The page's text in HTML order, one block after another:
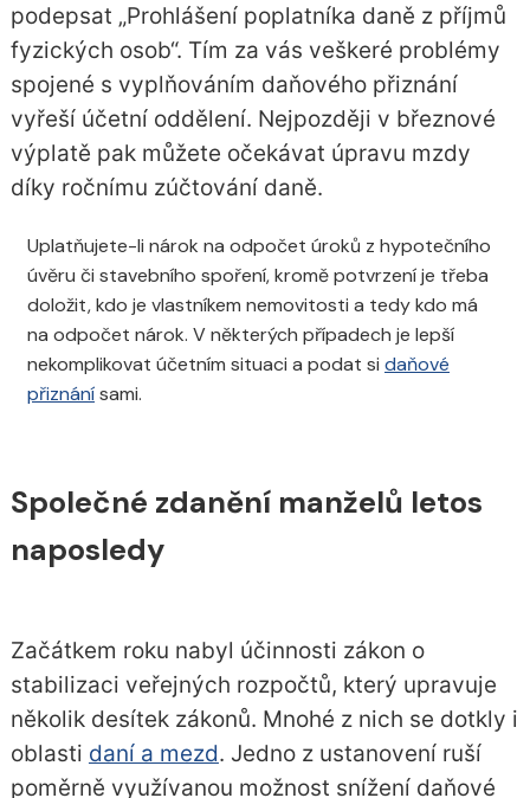
podepsat „Prohlášení poplatníka daně z příjmů
fyzických osob“. Tím za vás veškeré problémy
spojené s vyplňováním daňového přiznání
vyřeší účetní oddělení. Nejpozději v březnové
výplatě pak můžete očekávat úpravu mzdy
díky ročnímu zúčtování daně.
Uplatňujete-li nárok na odpočet úroků z hypotečního
úvěru či stavebního spoření, kromě potvrzení je třeba
doložit, kdo je vlastníkem nemovitosti a tedy kdo má
na odpočet nárok. V některých případech je lepší
nekomplikovat účetním situaci a podat si daňové
přiznánísami.
Společné zdanění manželů letos
naposledy
Začátkem roku nabyl účinnosti zákon o
stabilizaci veřejných rozpočtů, který upravuje
několik desítek zákonů. Mnohé z nich se dotkly i
oblasti daní a mezd. Jedno z ustanovení ruší
poměrně využívanou možnost snížení daňové